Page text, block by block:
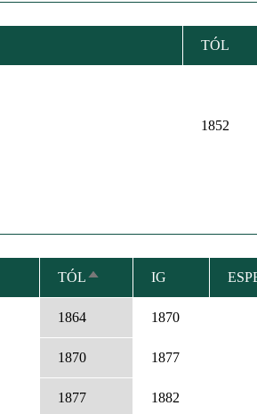
TÓL
1852
TÓLCSÖKKENŐ
RENDEZÉS
IG
1864 1870
1870 1877
1877 1882